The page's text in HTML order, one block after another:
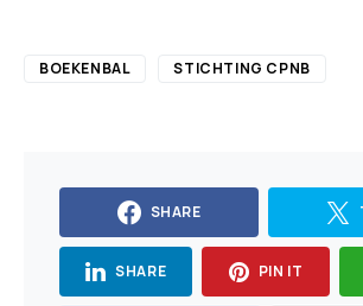
BOEKENBAL STICHTING CPNB
SHARE
SHARE PIN IT